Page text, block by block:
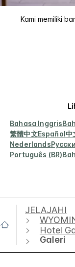
Kami memiliki
Bahasa Inggris
繁體中文Español中
Nederlands
Português (BR)
JELAJAHI
Hotel
Galeri